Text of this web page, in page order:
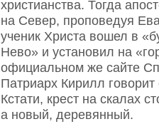
христианства. Тогда
на Север, проповедуя
ученик Христа вошел в
Нево» и установил на
официальном же сайте
Патриарх Кирилл
Кстати, крест на скалах
а новый, деревянный.